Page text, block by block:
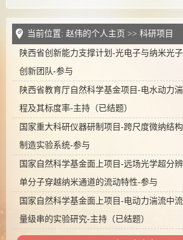
当前位置: 赵伟的个人主页 >> 科研项目
陕西省创新能力支撑计划-光电子与纳米光
创新团队-参与
陕西省教育厅自然科学基金项目-电水动力
程及其标度率-主持（已结题）
国家重大科研仪器研制项目-跨尺度微纳结
制造实验系统-参与
国家自然科学基金面上项目-远场光学超分
单分子穿越纳米通道的流动特性-参与
国家自然科学基金面上项目-电动力湍流中
量级串的实验研究-主持（已结题）